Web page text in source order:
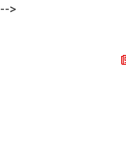
-->